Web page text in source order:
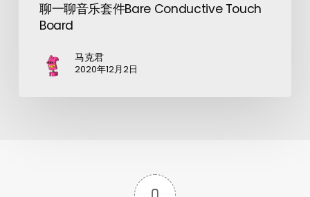
聊一聊音乐套件Bare Conductive Touch
Board
马克君
2020年12月2日